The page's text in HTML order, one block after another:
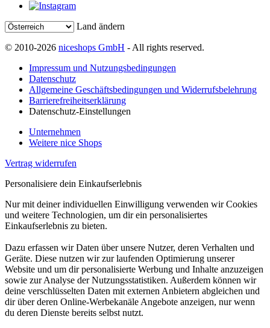
Land ändern
© 2010-2026 niceshops GmbH - All rights reserved.
Impressum und Nutzungsbedingungen
Datenschutz
Allgemeine Geschäftsbedingungen und Widerrufsbelehrung
Barrierefreiheitserklärung
Datenschutz-Einstellungen
Unternehmen
Weitere nice Shops
Vertrag widerrufen
Personalisiere dein Einkaufserlebnis
Nur mit deiner individuellen Einwilligung verwenden wir Cookies
und weitere Technologien, um dir ein personalisiertes
Einkaufserlebnis zu bieten.
Dazu erfassen wir Daten über unsere Nutzer, deren Verhalten und
Geräte. Diese nutzen wir zur laufenden Optimierung unserer
Website und um dir personalisierte Werbung und Inhalte anzuzeigen
sowie zur Analyse der Nutzungsstatistiken. Außerdem können wir
deine verschlüsselten Daten mit externen Anbietern abgleichen und
dir über deren Online-Werbekanäle Angebote anzeigen, nur wenn
du deren Dienste bereits selbst nutzt.